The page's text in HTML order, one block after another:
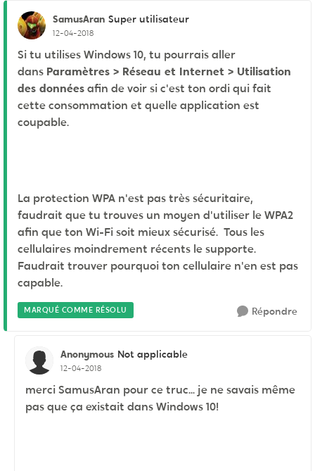
SamusAran Super utilisateur
12-04-2018
Si tu utilises Windows 10, tu pourrais aller
dans Paramètres > Réseau et Internet > Utilisation
des donnéesafin de voir si c'est ton ordi qui fait
cette consommation et quelle application est
coupable.
La protection WPA n'est pas très sécuritaire,
faudrait que tu trouves un moyen d'utiliser le WPA2
afin que ton Wi-Fi soit mieux sécurisé. Tous les
cellulaires moindrement récents le supporte.
Faudrait trouver pourquoi ton cellulaire n'en est pas
capable.
MARQUÉ COMME RÉSOLU Répondre
Anonymous Not applicable
12-04-2018
merci SamusAran pour ce truc... je ne savais même
pas que ça existait dans Windows 10!